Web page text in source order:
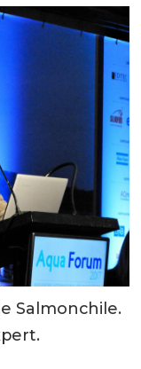
Salmonchile.